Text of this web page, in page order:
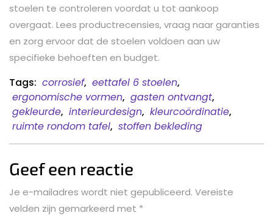
stoelen te controleren voordat u tot aankoop
overgaat. Lees productrecensies, vraag naar garanties
en zorg ervoor dat de stoelen voldoen aan uw
specifieke behoeften en budget.
Tags: corrosief, eettafel 6 stoelen,
ergonomische vormen, gasten ontvangt,
gekleurde, interieurdesign, kleurcoördinatie,
ruimte rondom tafel, stoffen bekleding
Geef een reactie
Je e-mailadres wordt niet gepubliceerd. Vereiste
velden zijn gemarkeerd met *